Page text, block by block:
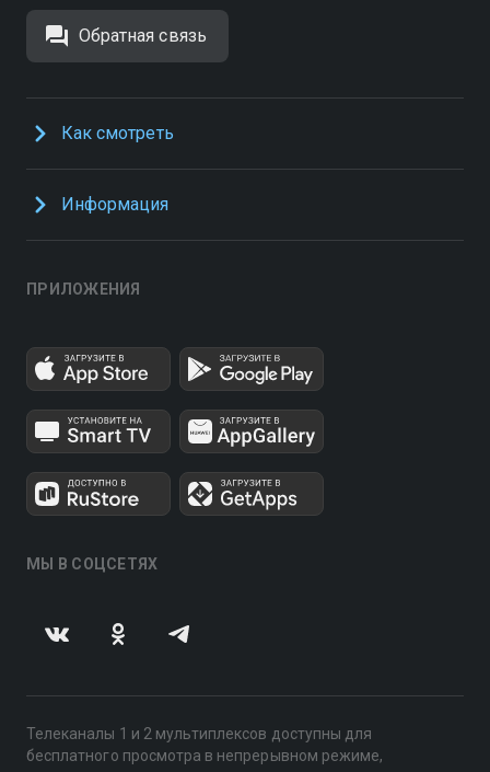
Обратная связь
Как смотреть
Информация
ПРИЛОЖЕНИЯ
МЫ В СОЦСЕТЯХ
Телеканалы 1 и 2 мультиплексов доступны для
бесплатного просмотра в непрерывном режиме,